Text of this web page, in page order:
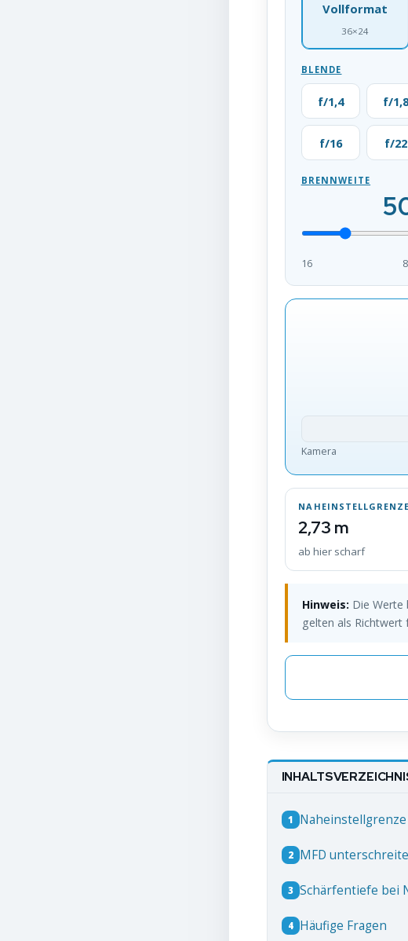
Vollformat
36×24
BLENDE
f/1,4 f/
f/16 f/22
BRENNWEITE
16
Kamera
NAHEINSTELLGRENZE
2,73 m
ab hier scharf
Hinweis: Die Werte
gelten als Richtwert
1
2 MFD
3 Schärfentiefe bei
4 Häufige Fragen